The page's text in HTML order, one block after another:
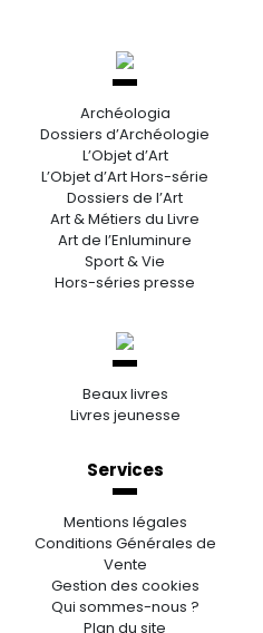
Archéologia
Dossiers d’Archéologie
L’Objet d’Art
L’Objet d’Art Hors-série
Dossiers de l’Art
Art & Métiers du Livre
Art de l’Enluminure
Sport & Vie
Hors-séries presse
Beaux livres
Livres jeunesse
Services
Mentions légales
Conditions Générales de
Vente
Gestion des cookies
Qui sommes-nous ?
Plan du site